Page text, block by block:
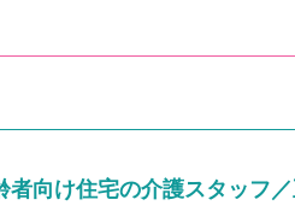
者向け住宅の介護スタッフ